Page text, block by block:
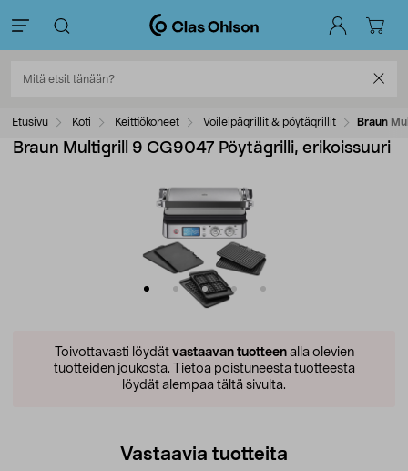
Etusivu Koti Keittiökoneet Voileipägrillit & pöytägrillit Braun
Braun Multigrill 9 CG9047 Pöytägrilli, erikoissuuri
Toivottavasti löydät vastaavan tuotteenalla olevien
tuotteiden joukosta. Tietoa poistuneesta tuotteesta
löydät alempaa tältä sivulta.
Vastaavia tuotteita